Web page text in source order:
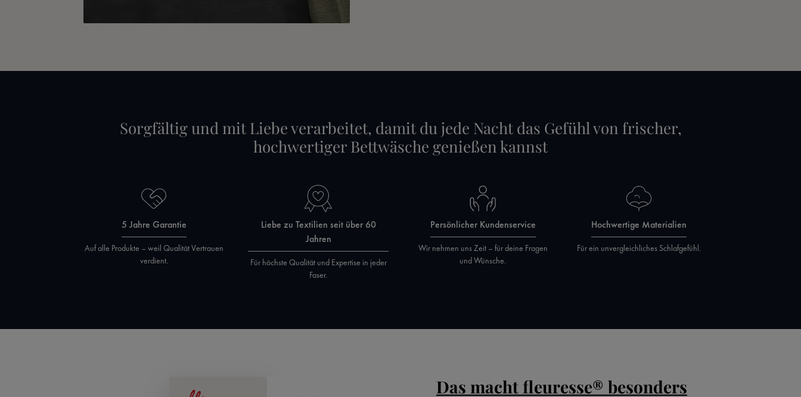
Sorgfältig und mit Liebe verarbeitet, damit du jede Nacht das Gefühl von frischer,
hochwertiger Bettwäsche genießen kannst
5 Jahre Garantie
Auf alle Produkte – weil Qualität Vertrauen
verdient.
Liebe zu Textilien seit über 60
Jahren
Für höchste Qualität und Expertise in jeder
Faser.
Persönlicher Kundenservice
Wir nehmen uns Zeit – für deine Fragen
und Wünsche.
Hochwertige Materialien
Für ein unvergleichliches Schlafgefühl.
Das macht fleuresse® besonders